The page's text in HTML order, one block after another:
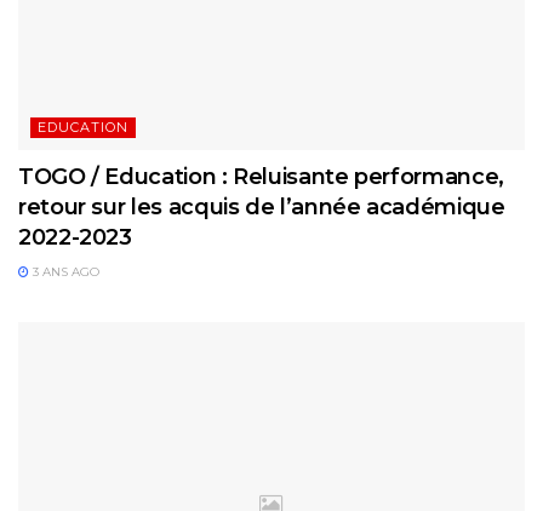
EDUCATION
TOGO / Education : Reluisante performance,
retour sur les acquis de l’année académique
2022-2023
3 ANS AGO